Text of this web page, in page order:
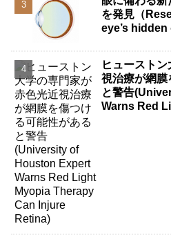
を発見（
eye’s hidden
ヒュースト
視治療が網膜
と警告
Warns Red